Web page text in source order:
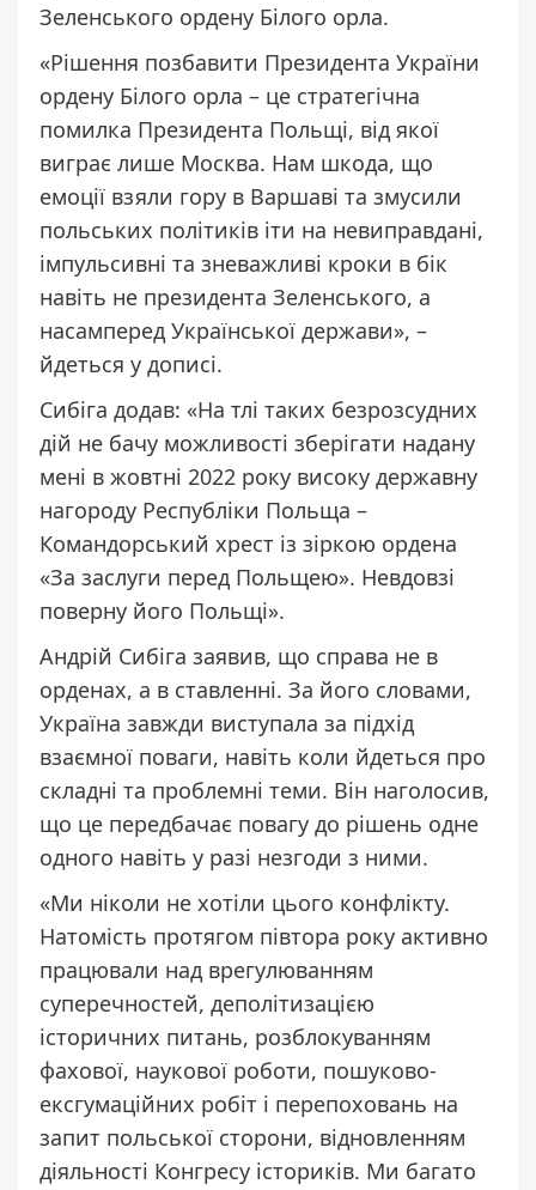
Зеленського ордену Білого орла.
«Рішення позбавити Президента України
ордену Білого орла – це стратегічна
помилка Президента Польщі, від якої
виграє лише Москва. Нам шкода, що
емоції взяли гору в Варшаві та змусили
польських політиків іти на невиправдані,
імпульсивні та зневажливі кроки в бік
навіть не президента Зеленського, а
насамперед Української держави», –
йдеться у дописі.
Сибіга додав: «На тлі таких безрозсудних
дій не бачу можливості зберігати надану
мені в жовтні 2022 року високу державну
нагороду Республіки Польща –
Командорський хрест із зіркою ордена
«За заслуги перед Польщею». Невдовзі
поверну його Польщі».
Андрій Сибіга заявив, що справа не в
орденах, а в ставленні. За його словами,
Україна завжди виступала за підхід
взаємної поваги, навіть коли йдеться про
складні та проблемні теми. Він наголосив,
що це передбачає повагу до рішень одне
одного навіть у разі незгоди з ними.
«Ми ніколи не хотіли цього конфлікту.
Натомість протягом півтора року активно
працювали над врегулюванням
суперечностей, деполітизацією
історичних питань, розблокуванням
фахової, наукової роботи, пошуково-
ексгумаційних робіт і перепоховань на
запит польської сторони, відновленням
діяльності Конгресу істориків. Ми багато